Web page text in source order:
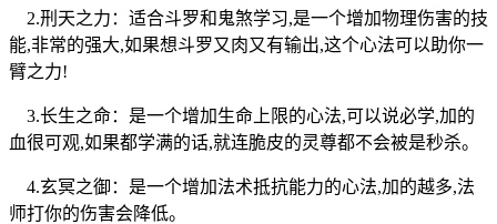
2.刑天之力：适合斗罗和鬼煞学习,是一个增加物理伤害的技
能,非常的强大,如果想斗罗又肉又有输出,这个心法可以助你一
臂之力!
3.长生之命：是一个增加生命上限的心法,可以说必学,加的
血很可观,如果都学满的话,就连脆皮的灵尊都不会被是秒杀。
4.玄冥之御：是一个增加法术抵抗能力的心法,加的越多,法
师打你的伤害会降低。